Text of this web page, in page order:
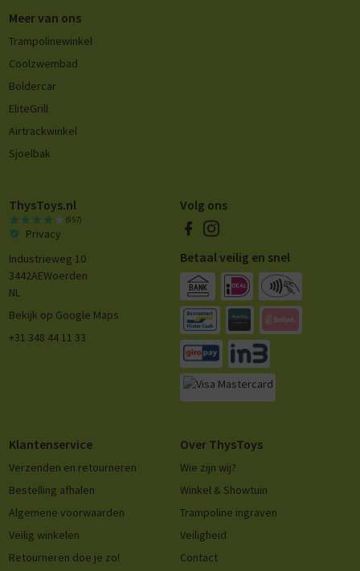
Meer van ons
Trampolinewinkel
Coolzwembad
Boldercar
EliteGrill
Airtrackwinkel
Sjoelbak
ThysToys.nl
(957)
Privacy
Industrieweg 10
3442AEWoerden
NL
Bekijk op Google Maps
+31 348 44 11 33
Volg ons
Betaal veilig en snel
Klantenservice
Verzenden en retourneren
Bestelling afhalen
Algemene voorwaarden
Veilig winkelen
Retourneren doe je zo!
Over ThysToys
Wie zijn wij?
Winkel & Showtuin
Trampoline ingraven
Veiligheid
Contact